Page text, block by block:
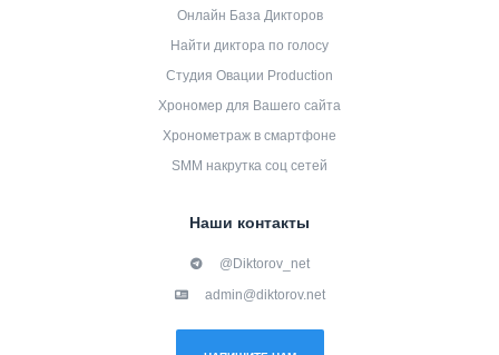
Онлайн База Дикторов
Найти диктора по голосу
Студия Овации Production
Хрономер для Вашего сайта
Хронометраж в смартфоне
SMM накрутка соц сетей
Наши контакты
@Diktorov_net
admin@diktorov.net